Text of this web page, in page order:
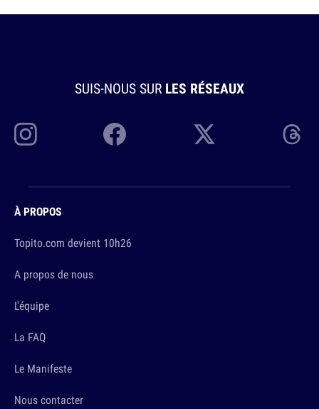
SUIS-NOUS SUR LES RÉSEAUX
À PROPOS
Topito.com devient 10h26
A propos de nous
L'équipe
La FAQ
Le Manifeste
Nous contacter